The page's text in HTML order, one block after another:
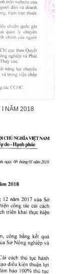
I NĂM 2018